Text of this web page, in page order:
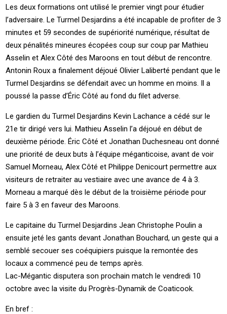
Les deux formations ont utilisé le premier vingt pour étudier
l’adversaire. Le Turmel Desjardins a été incapable de profiter de 3
minutes et 59 secondes de supériorité numérique, résultat de
deux pénalités mineures écopées coup sur coup par Mathieu
Asselin et Alex Côté des Maroons en tout début de rencontre.
Antonin Roux a finalement déjoué Olivier Laliberté pendant que le
Turmel Desjardins se défendait avec un homme en moins. Il a
poussé la passe d’Éric Côté au fond du filet adverse.
Le gardien du Turmel Desjardins Kevin Lachance a cédé sur le
21e tir dirigé vers lui. Mathieu Asselin l’a déjoué en début de
deuxième période. Éric Côté et Jonathan Duchesneau ont donné
une priorité de deux buts à l’équipe méganticoise, avant de voir
Samuel Morneau, Alex Côté et Philippe Denicourt permettre aux
visiteurs de retraiter au vestiaire avec une avance de 4 à 3.
Morneau a marqué dès le début de la troisième période pour
faire 5 à 3 en faveur des Maroons.
Le capitaine du Turmel Desjardins Jean Christophe Poulin a
ensuite jeté les gants devant Jonathan Bouchard, un geste qui a
semblé secouer ses coéquipiers puisque la remontée des
locaux a commencé peu de temps après.
Lac-Mégantic disputera son prochain match le vendredi 10
octobre avec la visite du Progrès-Dynamik de Coaticook.
En bref :